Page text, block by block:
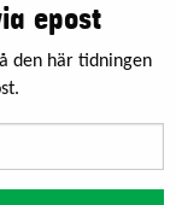
epost
den här tidningen